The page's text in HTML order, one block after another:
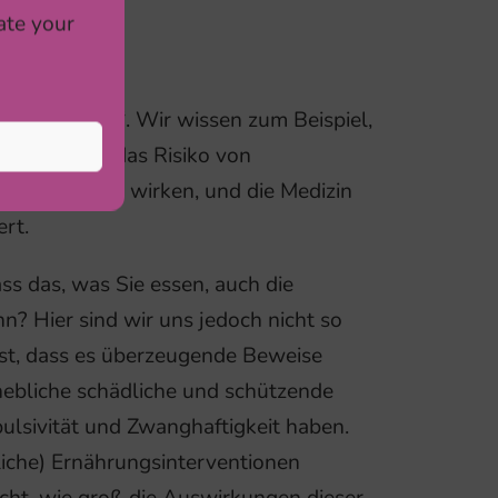
your
du isst“. Wir wissen zum Beispiel,
die auf das Risiko von
wirken, und die Medizin
das, was Sie essen, auch die
Hier sind wir uns jedoch nicht so
dass es überzeugende Beweise
schädliche und schützende
und Zwanghaftigkeit haben.
Ernährungsinterventionen